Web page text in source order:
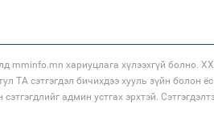
mminfo.mn хариуцлага хүлээхгүй болно.
ТА сэтгэгдэл бичихдээ хууль зүйн болон
админ устгах эрхтэй.